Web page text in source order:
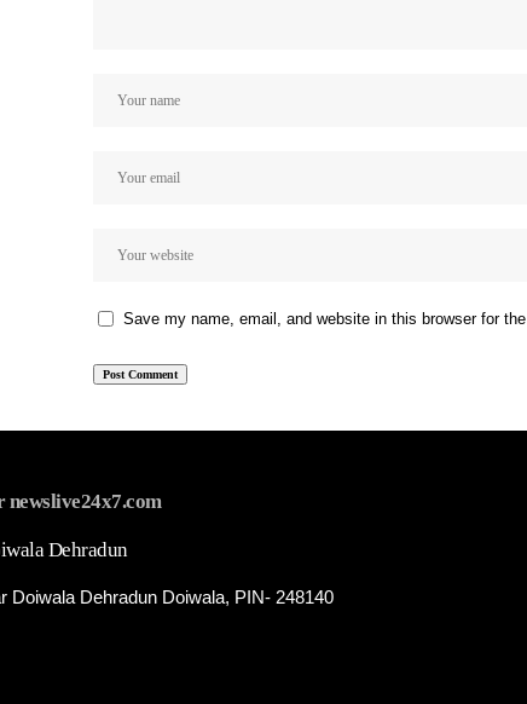
Save my name, email, and website in this browser for
newslive24x7.com
Dehradun
Doiwala Dehradun Doiwala, PIN- 248140